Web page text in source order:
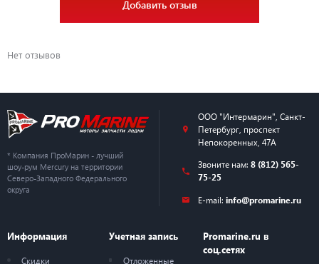
Добавить отзыв
Нет отзывов
* Компания ПроМарин - лучший
шоу-рум Mercury на территории
Северо-Западного Федерального
округа
ООО "Интермарин" Санкт-
Петербург, проспект
Непокоренных, 47А
Звоните нам: 8 (812) 565-
75-25
E-mail: info@promarine.ru
Информация
Скидки
Учетная запись
Отложенные
Promarine.ru в
соц.сетях